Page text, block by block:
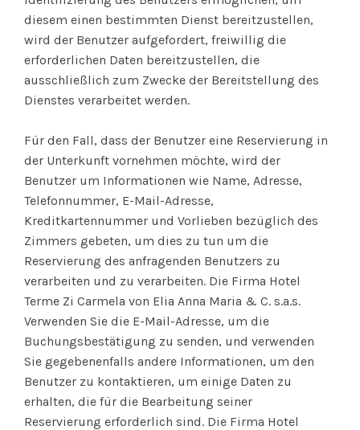
diesem einen bestimmten Dienst bereitzustellen,
wird der Benutzer aufgefordert, freiwillig die
erforderlichen Daten bereitzustellen, die
ausschließlich zum Zwecke der Bereitstellung des
Dienstes verarbeitet werden.
Für den Fall, dass der Benutzer eine Reservierung in
der Unterkunft vornehmen möchte, wird der
Benutzer um Informationen wie Name, Adresse,
Telefonnummer, E-Mail-Adresse,
Kreditkartennummer und Vorlieben bezüglich des
Zimmers gebeten, um dies zu tun um die
Reservierung des anfragenden Benutzers zu
verarbeiten und zu verarbeiten. Die Firma Hotel
Terme Zi Carmela von Elia Anna Maria & C. s.a.s.
Verwenden Sie die E-Mail-Adresse, um die
Buchungsbestätigung zu senden, und verwenden
Sie gegebenenfalls andere Informationen, um den
Benutzer zu kontaktieren, um einige Daten zu
erhalten, die für die Bearbeitung seiner
Reservierung erforderlich sind. Die Firma Hotel